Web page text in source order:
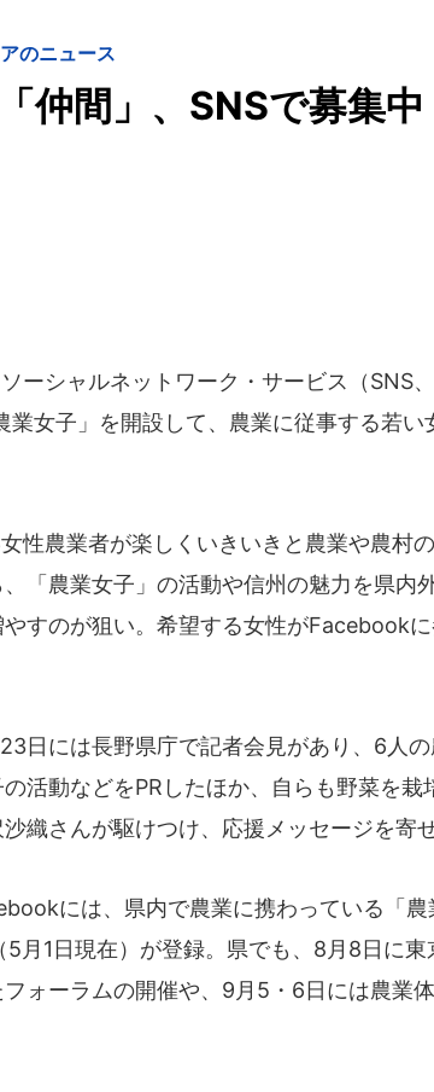
のニュース
仲間」、SNSで募集
ーシャルネットワーク・サービス（SNS
業女子」を開設して、農業に従事する若
性農業者が楽しくいきいきと農業や農村
「農業女子」の活動や信州の魅力を県内
すのが狙い。希望する女性がFacebook
日には長野県庁で記者会見があり、6人
活動などをPRしたほか、自らも野菜を
織さんが駆けつけ、応援メッセージを寄せ
には、県内で農業に携わっている「農
5月1日現在）が登録。県でも、8月8日に
ォーラムの開催や、9月5・6日には農業